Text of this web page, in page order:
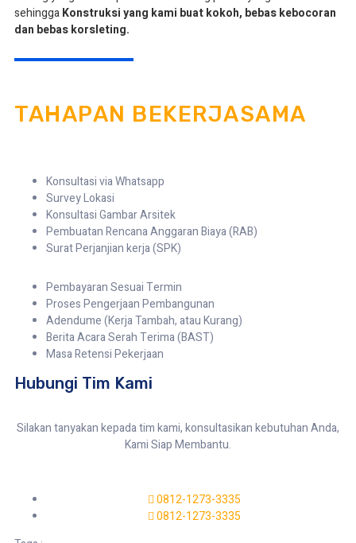
sehinggaKonstruksi yang kami buat kokoh, bebas kebocoran
dan bebas korsleting.
TAHAPAN BEKERJASAMA
Konsultasi via Whatsapp
Survey Lokasi
Konsultasi Gambar Arsitek
Pembuatan Rencana Anggaran Biaya (RAB)
Surat Perjanjian kerja (SPK)
Pembayaran Sesuai Termin
Proses Pengerjaan Pembangunan
Adendume (Kerja Tambah, atau Kurang)
Berita Acara Serah Terima (BAST)
Masa Retensi Pekerjaan
Hubungi Tim Kami
Silakan tanyakan kepada tim kami, konsultasikan kebutuhan Anda,
Kami Siap Membantu.
0812-1273-3335
0812-1273-3335